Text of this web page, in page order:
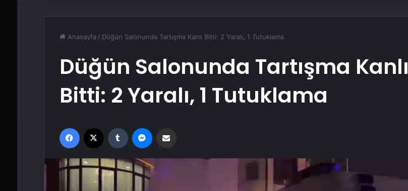
Anasayfa / Düğün Salonunda Tartışma Kanlı Bitti: 2 Yaralı, 1 Tutuklama
Düğün Salonunda Tartışma Kanlı
Bitti: 2 Yaralı, 1 Tutuklama
Facebook Tumblr